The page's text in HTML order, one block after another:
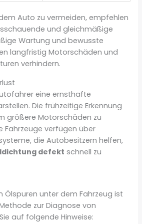
Auto zu vermeiden, empfehlen
und gleichmäßige
Wartung und bewusste
langfristig Motorschäden und
verhindern.
eine ernsthafte
Die frühzeitige Erkennung
größere Motorschäden zu
Fahrzeuge verfügen über
die Autobesitzern helfen,
defekt schnell zu
Ölspuren unter dem Fahrzeug ist
zur Diagnose von
auf folgende Hinweise: